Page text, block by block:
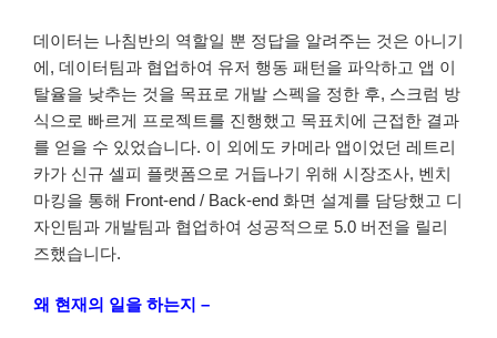
데이터는 나침반의 역할일 뿐 정답을 알려주는 것은 아니기
에, 데이터팀과 협업하여 유저 행동 패턴을 파악하고 앱 이
탈율을 낮추는 것을 목표로 개발 스펙을 정한 후, 스크럼 방
식으로 빠르게 프로젝트를 진행했고 목표치에 근접한 결과
를 얻을 수 있었습니다. 이 외에도 카메라 앱이었던 레트리
카가 신규 셀피 플랫폼으로 거듭나기 위해 시장조사, 벤치
마킹을 통해 Front-end / Back-end 화면 설계를 담당했고 디
자인팀과 개발팀과 협업하여 성공적으로 5.0 버전을 릴리
즈했습니다.
왜 현재의 일을 하는지 –